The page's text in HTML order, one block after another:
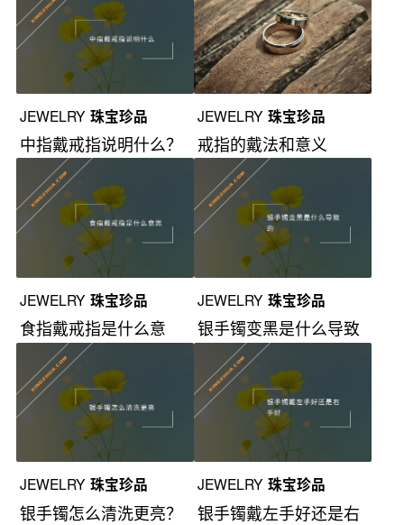
JEWELRY 珠宝珍品
中指戴戒指说明什么？
JEWELRY 珠宝珍品
戒指的戴法和意义
JEWELRY 珠宝珍品
食指戴戒指是什么意
思？
JEWELRY 珠宝珍品
银手镯变黑是什么导致
的？
JEWELRY 珠宝珍品
银手镯怎么清洗更亮？
JEWELRY 珠宝珍品
银手镯戴左手好还是右